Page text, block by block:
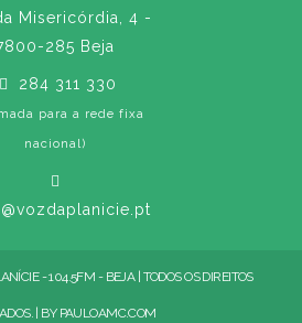
Misericórdia, 4 -
285 Beja
284 311 330
para a rede fixa
nacional)
- 104.5FM - BEJA | TODOS OS DIREITOS
| BY PAULOAMC.COM